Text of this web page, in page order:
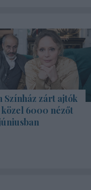
Színház zárt ajtók
6000 nézőt